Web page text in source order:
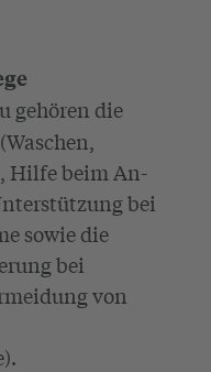
gehören die
Hilfe beim An-
bei
sowie die
bei
von